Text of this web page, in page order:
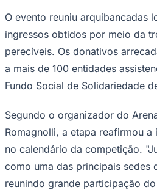
O evento reuniu arquibancadas
ingressos obtidos por meio da
perecíveis. Os donativos
a mais de 100 entidades
Fundo Social de Solidariedade
Segundo o organizador do
Romagnolli, a etapa reafirmou
no calendário da competição.
como uma das principais sedes
reunindo grande participação